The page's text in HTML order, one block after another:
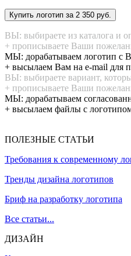
ВЫ: выбираете из каталога и
+ прописываете Ваши
МЫ: дорабатываем логотип с
+ высылаем Вам на e-mail для
ВЫ: выбираете вариант,
+ прописываете Ваши
МЫ: дорабатываем
+ высылаем файлы с
ПОЛЕЗНЫЕ СТАТЬИ
Требования к современному
Тренды дизайна логотипов
Бриф на разработку логотипа
Все статьи...
ДИЗАЙН